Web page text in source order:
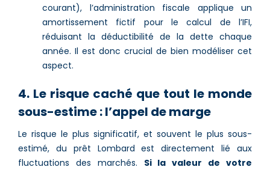
courant), l’administration fiscale applique un
amortissement fictif pour le calcul de l’IFI,
réduisant la déductibilité de la dette chaque
année. Il est donc crucial de bien modéliser cet
aspect.
4. Le risque caché que tout le monde
sous-estime : l’appel de marge
Le risque le plus significatif, et souvent le plus sous-
estimé, du prêt Lombard est directement lié aux
fluctuations des marchés. Si la valeur de votre